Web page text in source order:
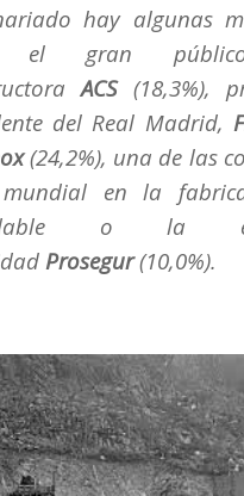
hay algunas
el gran
ACS (18,3%),
del Real Madrid,
(24,2%), una de las
en la
o la
Prosegur(10,0%).